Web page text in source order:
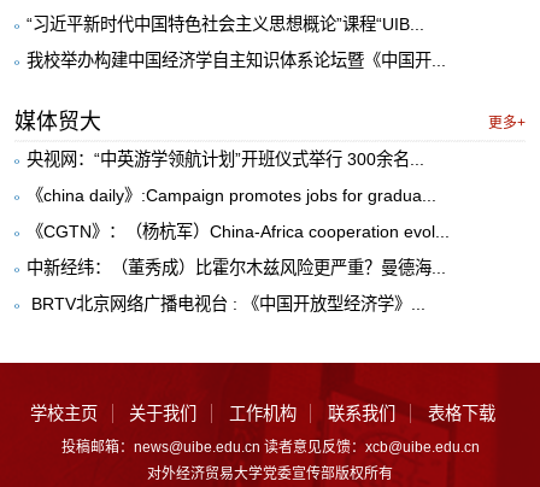
“习近平新时代中国特色社会主义思想概论”课程“UIB...
我校举办构建中国经济学自主知识体系论坛暨《中国开...
媒体贸大 更多+
央视网：“中英游学领航计划”开班仪式举行 300余名...
《china daily》:Campaign promotes jobs for gradua...
《CGTN》：（杨杭军）China-Africa cooperation evol...
中新经纬：（董秀成）比霍尔木兹风险更严重？曼德海...
​ BRTV北京网络广播电视台 : 《中国开放型经济学》...
学校主页 关于我们 工作机构 联系我们 表格下载
投稿邮箱：news@uibe.edu.cn 读者意见反馈：xcb@uibe.edu.cn
对外经济贸易大学党委宣传部版权所有